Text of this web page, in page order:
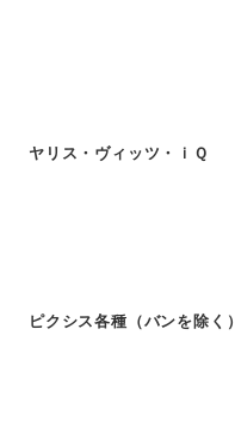
ヤリス・ヴィッツ・ｉＱ
ピクシス各種（バンを除く）